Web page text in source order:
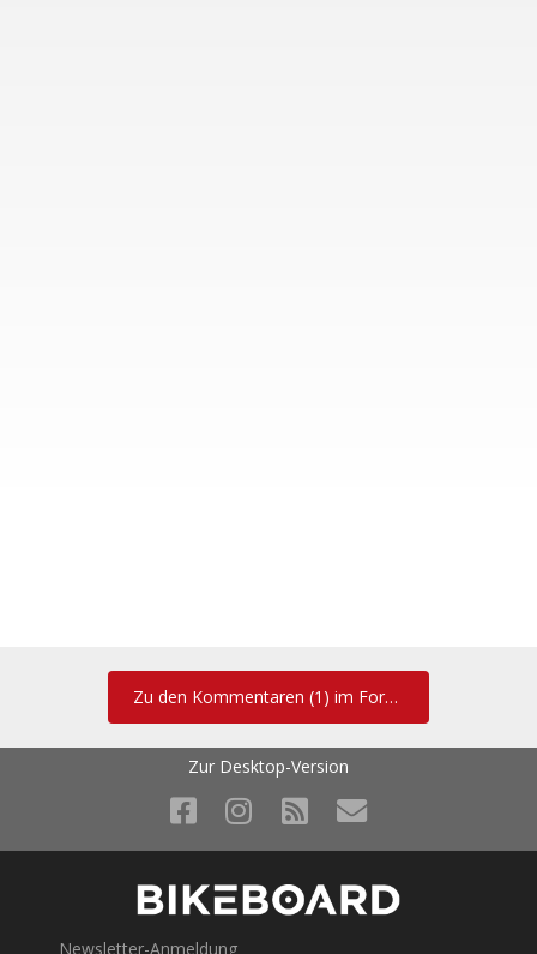
Zu den Kommentaren (1) im Forum
Zur Desktop-Version
Newsletter-Anmeldung